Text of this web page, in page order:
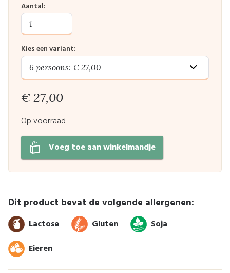
Aantal:
Kies een variant:
€ 27,00
Op voorraad
Voeg toe aan winkelmandje
Dit product bevat de volgende allergenen:
Lactose Gluten
Soja
Eieren